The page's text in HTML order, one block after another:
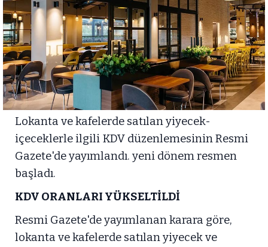
Lokanta ve kafelerde satılan yiyecek-
içeceklerle ilgili KDV düzenlemesinin Resmi
Gazete'de yayımlandı. yeni dönem resmen
başladı.
KDV ORANLARI YÜKSELTİLDİ
Resmi Gazete'de yayımlanan karara göre,
lokanta ve kafelerde satılan yiyecek ve